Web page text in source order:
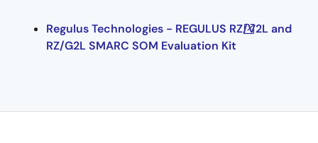
Regulus Technologies - REGULUS RZ/V2L and
RZ/G2L SMARC SOM Evaluation Kit